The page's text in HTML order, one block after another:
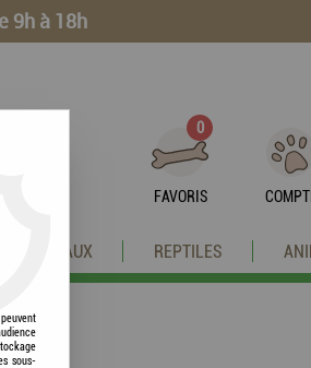
9h à 18h
0
FAVORIS
OISEAUX REPTILES
sous-